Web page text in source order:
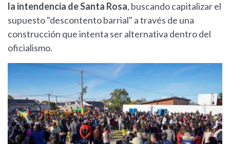
la intendencia de Santa Rosa, buscando capitalizar el
supuesto "descontento barrial" a través de una
construcción que intenta ser alternativa dentro del
oficialismo.